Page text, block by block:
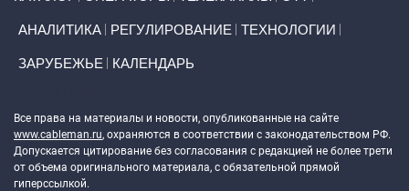
АНАЛИТИКА РЕГУЛИРОВАНИЕ ТЕХНОЛОГИИ
ЗАРУБЕЖЬЕ КАЛЕНДАРЬ
Все права на материалы и новости, опубликованные на сайте
www.cableman.ru, охраняются в соответствии с законодательством РФ.
Допускается цитирование без согласования с редакцией не более трети
от объема оригинального материала, с обязательной прямой
гиперссылкой.